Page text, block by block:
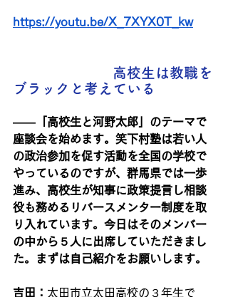
https://youtu.be/X_7XYX0T_kw
高校生は教職を
ブラックと考えている
――「高校生と河野太郎」のテーマで
座談会を始めます。笑下村塾は若い人
の政治参加を促す活動を全国の学校で
やっているのですが、群馬県では一歩
進み、高校生が知事に政策提言し相談
役も務めるリバースメンター制度を取
り入れています。今日はそのメンバー
の中から５人に出席していただきまし
た。まずは自己紹介をお願いします。
吉田： 太田市立太田高校の３年生で